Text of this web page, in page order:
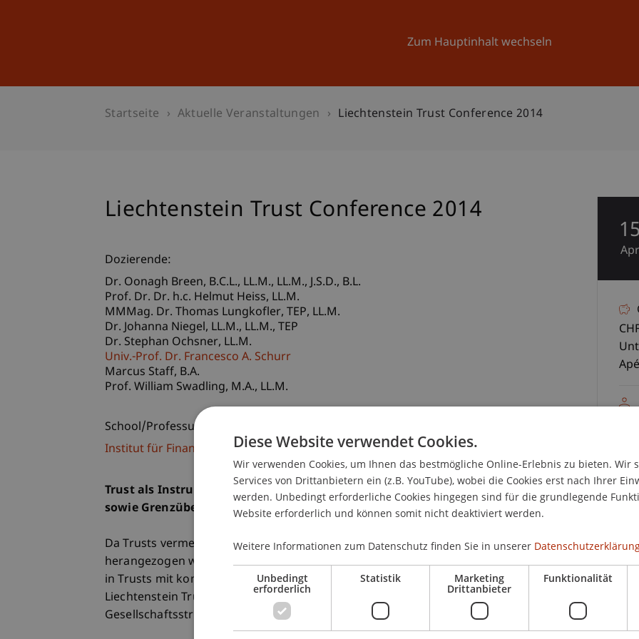
Zum Hauptinhalt wechseln
Universität Aktuelles
Startseite Aktuelle Veranstaltungen Liechtenstein Trust Conference 2014
Liechtenstein Trust Conference 2014
Dozierende:
Dr. Oonagh Breen B.C.L., LL.M., LL.M., J.S.D., B.L.
Prof. Dr. Dr. h.c. Helmut Heiss LL.M.
MMMag. Dr. Thomas Lungkofler TEP, LL.M.
Dr. Johanna Niegel LL.M., LL.M., TEP
Dr. Stephan Ochsner LL.M.
Univ.-Prof. Dr. Francesco A. Schurr
Marcus Staff B.A.
Prof. William Swadling M.A., LL.M.
School/Professur:
Institut für Finanzdienstleistungen
Trust als Instrument der Unternehmensstrukturierung, die Haftung des Trustee
sowie Grenzüberschreitende Trusts
Da Trusts vermehrt zur Ausgestaltung unternehmensbezogener Sachverhalte
herangezogen werden und in manchen Ländern ein Großteil des eingebrachten Geldes
in Trusts mit kommerzieller Prägung verwaltet wird, widmet sich die diesjährige
Liechtenstein Trust Conference den Einsatzmöglichkeiten in der
Gesellschaftsstrukturierung.
15
Apr
Diese Website verwendet Cookies.
Wir verwenden Cookies, um Ihnen das bestmögliche Online-Erlebnis zu bieten. Wir
Services von Drittanbietern ein (z.B. YouTube), wobei die Cookies erst nach Ihrer
werden. Unbedingt erforderliche Cookies hingegen sind für die grundlegende
Website erforderlich und können somit nicht deaktiviert werden.
Weitere Informationen zum Datenschutz finden Sie in unserer
Unbedingt
erforderlich
Statistik Marketing
Drittanbieter
Funktionalität